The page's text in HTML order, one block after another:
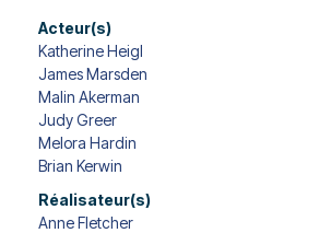
Acteur(s)
Katherine Heigl
James Marsden
Malin Akerman
Judy Greer
Melora Hardin
Brian Kerwin
Réalisateur(s)
Anne Fletcher